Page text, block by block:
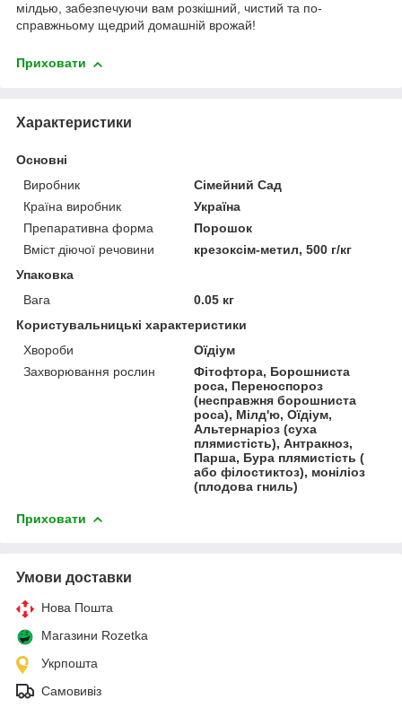
мілдью, забезпечуючи вам розкішний, чистий та по-
справжньому щедрий домашній врожай!
Приховати
Характеристики
Основні
Виробник
Сімейний Сад
Країна виробник
Україна
Препаративна форма
Порошок
Вміст діючої речовини
крезоксім-метил, 500 г/кг
Упаковка
Вага
0.05 кг
Користувальницькі характеристики
Хвороби
Оїдіум
Захворювання рослин
Фітофтора, Борошниста
роса, Переноспороз
(несправжня борошниста
роса), Мілд'ю, Оїдіум,
Альтернаріоз (суха
плямистість), Антракноз,
Парша, Бура плямистість (
або філостиктоз), моніліоз
(плодова гниль)
Приховати
Умови доставки
Нова Пошта
Магазини Rozetka
Укрпошта
Самовивіз